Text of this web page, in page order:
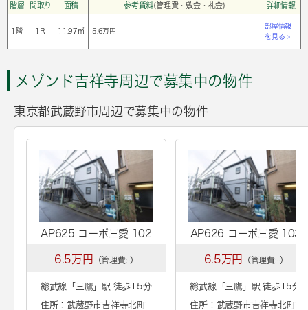
階層 間取り 面積 参考賃料(管理費・敷金・礼金) 詳細情報
1階 1Ｒ 11.97㎡ 5.6万円
部屋情報
を見る >
メゾンド吉祥寺周辺で募集中の物件
東京都武蔵野市周辺で募集中の物件
AP625 コーポ三愛 102
6.5万円 （管理費:-）
総武線「 三鷹」駅 徒歩15分
住所：武蔵野市吉祥寺北町
AP626 コーポ三愛 103
6.5万円 （管理費:-）
総武線「 三鷹」駅 徒歩15分
住所：武蔵野市吉祥寺北町